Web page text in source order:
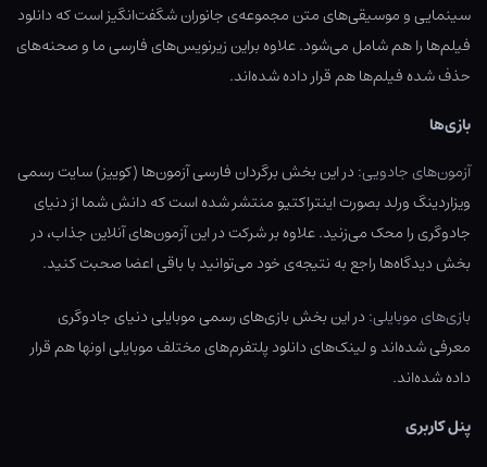
سینمایی و موسیقی‌های متن مجموعه‌ی جانوران شگفت‌انگیز است که دانلود
فیلم‌ها را هم شامل می‌شود. علاوه براین زیرنویس‌های فارسی ما و صحنه‌های
حذف شده فیلم‌ها هم قرار داده شده‌اند.
بازی‌ها
آزمون‌های جادویی: در این بخش برگردان فارسی آزمون‌ها (کوییز) سایت رسمی
ویزاردینگ ورلد بصورت اینتراکتیو منتشر شده است که دانش شما از دنیای
جادوگری را محک می‌زنید. علاوه بر شرکت در این آزمون‌های آنلاین جذاب، در
بخش دیدگاه‌ها راجع به نتیجه‌ی خود می‌توانید با باقی اعضا صحبت کنید.
بازی‌های موبایلی: در این بخش بازی‌های رسمی موبایلی دنیای جادوگری
معرفی شده‌اند و لینک‌های دانلود پلتفرم‌های مختلف موبایلی اونها هم قرار
داده شده‌اند.
پنل کاربری